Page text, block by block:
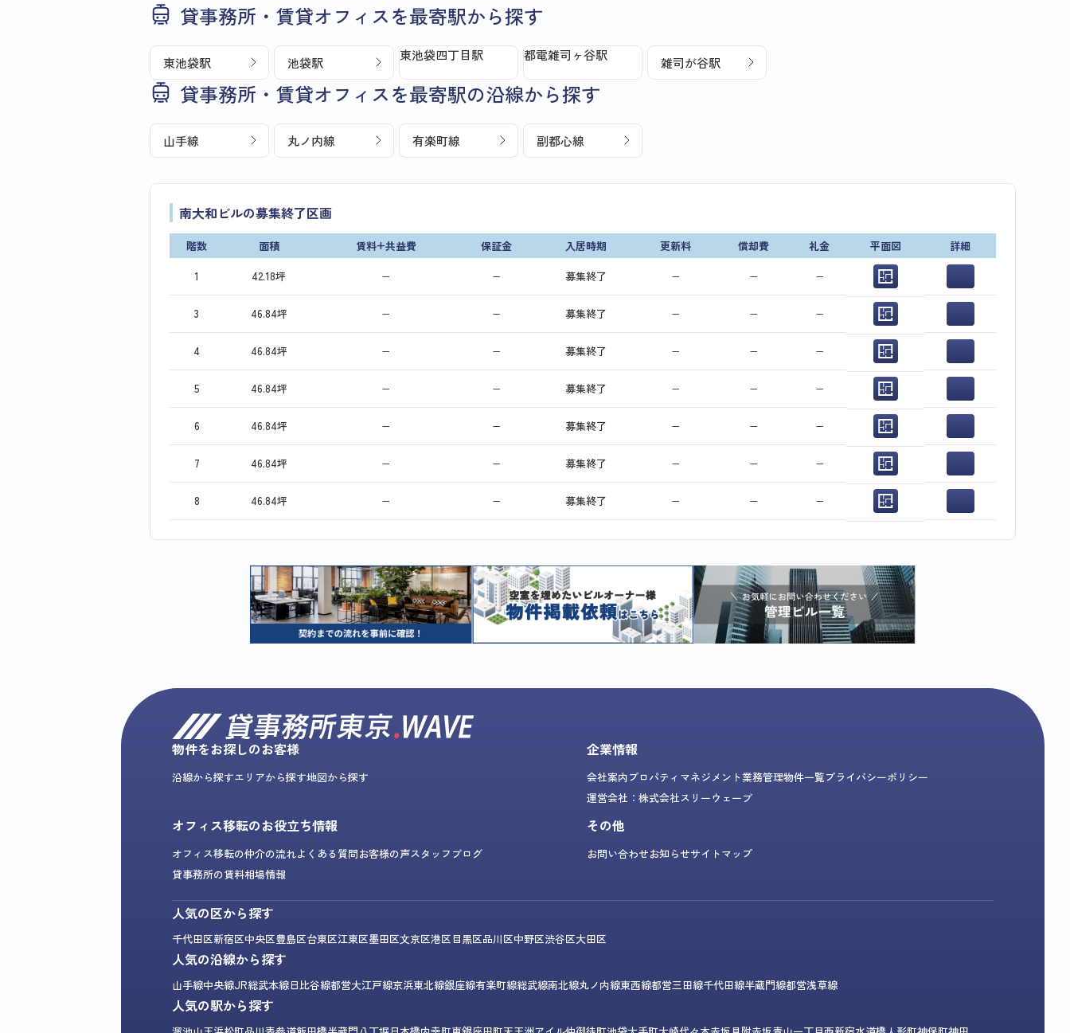
貸事務所・賃貸オフィスを最寄駅から探す
東池袋駅 池袋駅 東池袋四丁目駅 都電雑司ヶ谷駅 雑司が谷駅
貸事務所・賃貸オフィスを最寄駅の沿線から探す
山手線 丸ノ内線 有楽町線 副都心線
南大和ビルの募集終了区画
階数 面積 賃料+共益費 保証金 入居時期 更新料 償却費 礼金 平面図
詳細
1
42.18坪 − − 募集終了 − − −
3 46.84坪 − − 募集終了 − − −
4 46.84坪 − − 募集終了 − − −
5 46.84坪 − − 募集終了 − − −
6 46.84坪 − − 募集終了 − − −
7 46.84坪 − − 募集終了 − − −
8 46.84坪 − − 募集終了 − − −
物件をお探しのお客様
沿線から探すエリアから探す地図から探す
企業情報
会社案内プロパティマネジメント業務管理物件一覧プライバシーポリシー
運営会社：株式会社スリーウェーブ
オフィス移転のお役立ち情報
オフィス移転の仲介の流れよくある質問お客様の声スタッフブログ
貸事務所の賃料相場情報
その他
お問い合わせお知らせサイトマップ
人気の区から探す
千代田区新宿区中央区豊島区台東区江東区墨田区文京区港区目黒区品川区中野区渋谷区大田区
人気の沿線から探す
山手線中央線JR総武本線日比谷線都営大江戸線京浜東北線銀座線有楽町線総武線南北線丸ノ内線東西線都営三田線千代田線半蔵門線都営浅草線
人気の駅から探す